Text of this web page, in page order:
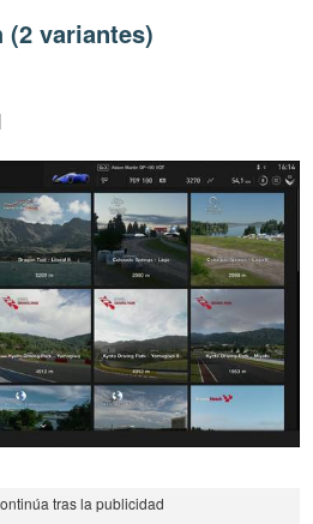
(2 variantes)